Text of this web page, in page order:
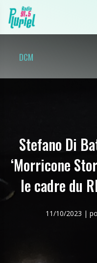
DCM
Stefano Di
‘Morricone
le cadre du
11/10/2023 |